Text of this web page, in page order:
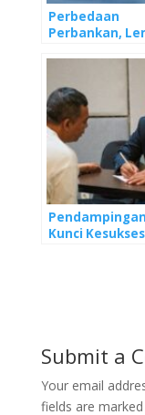
Perbedaan
Perbankan,
Kunci
Submit a
Your email
fields are marked